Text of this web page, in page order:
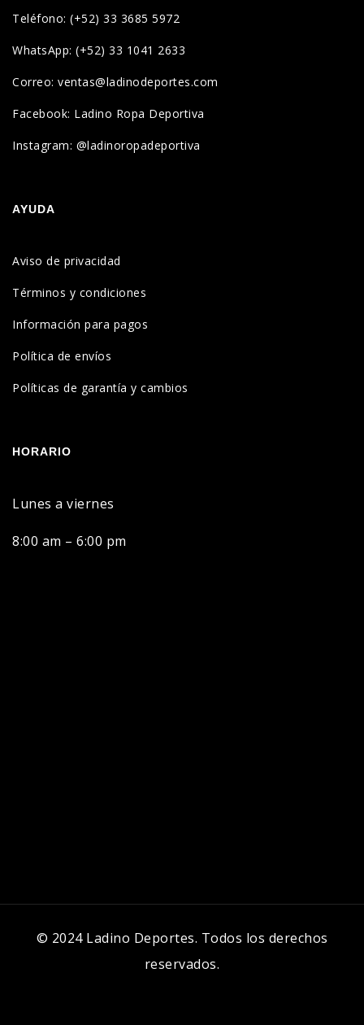
Teléfono: (+52) 33 3685 5972
WhatsApp: (+52) 33 1041 2633
Correo: ventas@ladinodeportes.com
Facebook: Ladino Ropa Deportiva
Instagram: @ladinoropadeportiva
AYUDA
Aviso de privacidad
Términos y condiciones
Información para pagos
Política de envíos
Políticas de garantía y cambios
HORARIO
Lunes a viernes
8:00 am – 6:00 pm
© 2024 Ladino Deportes. Todos los derechos
reservados.